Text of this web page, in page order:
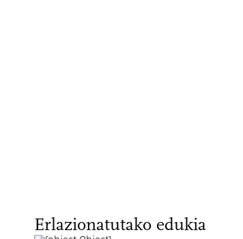
Erlazionatutako edukia